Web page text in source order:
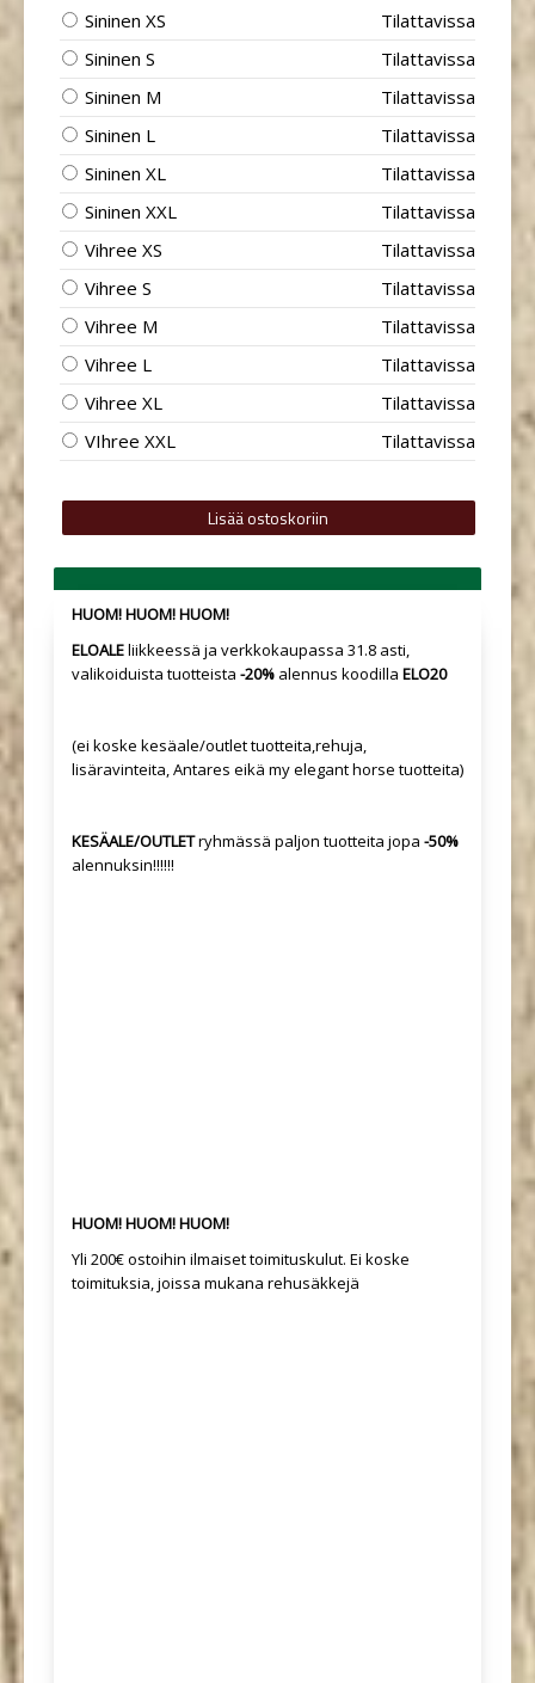
Sininen XS
Tilattavissa
Sininen S
Tilattavissa
Sininen M
Tilattavissa
Sininen L
Tilattavissa
Sininen XL
Tilattavissa
Sininen XXL
Tilattavissa
Vihree XS
Tilattavissa
Vihree S
Tilattavissa
Vihree M
Tilattavissa
Vihree L
Tilattavissa
Vihree XL
Tilattavissa
VIhree XXL
Tilattavissa
HUOM! HUOM! HUOM!
ELOALEliikkeessä ja verkkokaupassa 31.8 asti,
valikoiduista tuotteista -20% alennus koodilla ELO20
(ei koske kesäale/outlet tuotteita,rehuja,
lisäravinteita, Antares eikä my elegant horse tuotteita)
KESÄALE/OUTLETryhmässä paljon tuotteita jopa -50%
alennuksin!!!!!!
HUOM! HUOM! HUOM!
Yli 200€ ostoihin ilmaiset toimituskulut. Ei koske
toimituksia, joissa mukana rehusäkkejä